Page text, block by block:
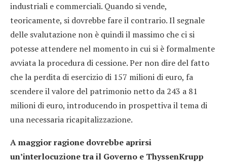
industriali e commerciali. Quando si vende,
teoricamente, si dovrebbe fare il contrario. Il segnale
delle svalutazione non è quindi il massimo che ci si
potesse attendere nel momento in cui si è formalmente
avviata la procedura di cessione. Per non dire del fatto
che la perdita di esercizio di 157 milioni di euro, fa
scendere il valore del patrimonio netto da 243 a 81
milioni di euro, introducendo in prospettiva il tema di
una necessaria ricapitalizzazione.
A maggior ragione dovrebbe aprirsi
un’interlocuzione tra il Governo e ThyssenKrupp